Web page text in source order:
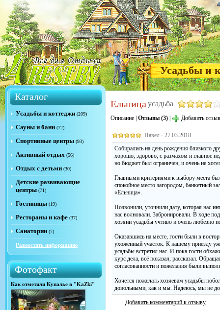
Усадьбы и
Каталог
Усадьбы и коттеджи (209)
Сауны и бани (72)
Спортивные центры (93)
Активный отдых (56)
Отдых с детьми (30)
Детские развивающие
центры (71)
Гостиницы (19)
Рестораны и кафе (37)
Санатории (7)
Разместить информацию
Фотофакт
Как отметили Купалье в "KaZki"
Ельница усадьба
Описание Отзывы (3) Добавить отзыв
Павел - 27.03.2018
Собирались на день рождения близкого
хорошо, здорово, с размахом и главное
но бюджет был ограничен, и очень не
Главными критериями к выбору места
спокойное место загородом, банкетный
«Ельница».
Позвонили, уточнили дату, которая нас
нас волновали. Забронировали. В ходе
хозяин усадьбы учтиво и очень любезно
Оказавшись на месте, гости были в
ухоженный участок. К нашему приезду
усадьбы встретил нас. И пока гости
курс дела, всё показал, рассказал.
согласованности и пожелания были
Хочется пожелать хозяевам усадьбы
довольными, как и мы. Надеюсь, мы не
Добавить комментарий к отзыву